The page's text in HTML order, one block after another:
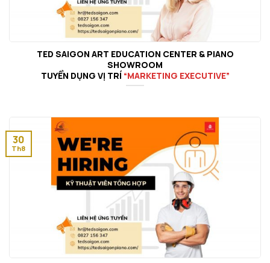
TED SAIGON ART EDUCATION CENTER & PIANO
SHOWROOM
TUYỂN DỤNG VỊ TRÍ “MARKETING EXECUTIVE”
30
Th8